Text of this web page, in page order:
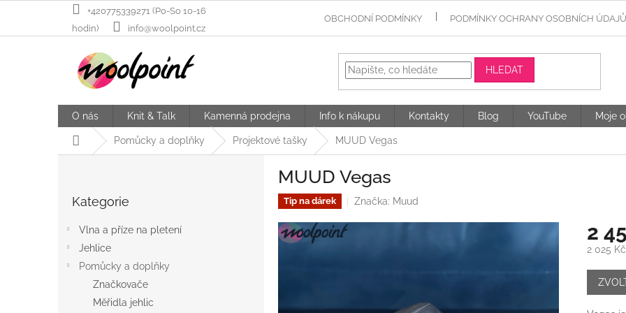
+420775339271 (Po-So 10-16
hodin)
info@woolpoint.cz
OBCHODNÍ PODMÍNKY PODMÍNKY OCHRANY OSOBNÍCH ÚDAJŮ
HLEDAT
O nás Knit & Talk Kamenná prodejna Info k nákupu Kontakty Blog YouTube Moje
Domů Pomůcky a doplňky Projektové tašky MUUD Vegas
kategorie
Kategorie
Vlna a příze na pletení
Jehlice
Pomůcky a doplňky
Značkovače
Měřidla jehlic
MUUD Vegas
Tip na dárek Značka: Muud
2
2 025
Měrná
cena: